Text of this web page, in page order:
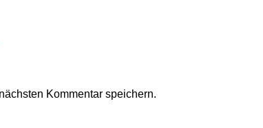
Kommentar speichern.